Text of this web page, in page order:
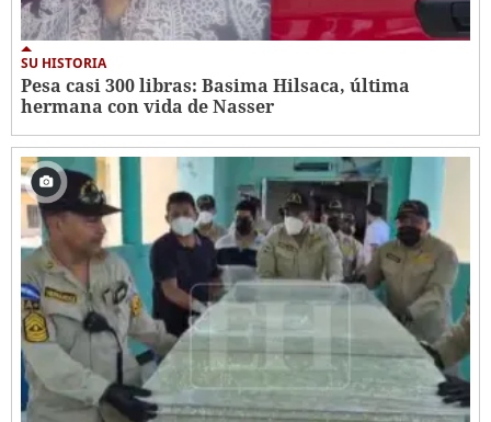
SU HISTORIA
Pesa casi 300 libras: Basima Hilsaca, última
hermana con vida de Nasser